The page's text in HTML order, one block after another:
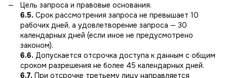
Цель запроса и правовые основания.
6.5. Срок рассмотрения запроса не превышает 10
рабочих дней, а удовлетворение запроса — 30
календарных дней (если иное не предусмотрено
законом).
6.6. Допускается отсрочка доступа к данным с общим
сроком разрешения не более 45 календарных дней.
6.7. При отсрочке третьему лицу направляется